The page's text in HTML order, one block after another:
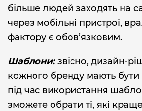
більше людей заходять на
через мобільні пристрої,
фактору є обов’язковим.
Шаблони:звісно, дизайн-
кожного бренду мають
під час використання
зможете обрати ті, які